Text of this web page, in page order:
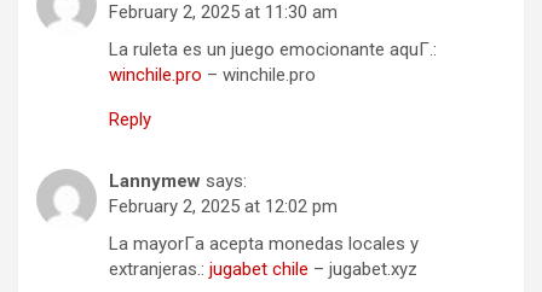
February 2, 2025 at 11:30 am
La ruleta es un juego emocionante aquГ­.:
winchile.pro – winchile.pro
Reply
Lannymew says:
February 2, 2025 at 12:02 pm
La mayorГ­a acepta monedas locales y
extranjeras.: jugabet chile – jugabet.xyz